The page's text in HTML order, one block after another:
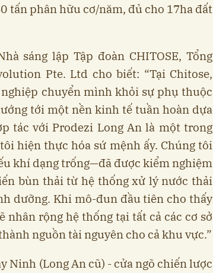
tấn phân hữu cơ/năm, đủ cho 17ha đất
sáng lập Tập đoàn CHITOSE, Tổng
Pte. Ltd cho biết: “Tại Chitose,
chuyển mình khỏi sự phụ thuộc
tới một nền kinh tế tuần hoàn dựa
tác với Prodezi Long An là một trong
hiện thực hóa sứ mệnh ấy. Chúng tôi
khí dạng trống—đã được kiểm nghiệm
bùn thải từ hệ thống xử lý nước thải
dưỡng. Khi mô-đun đầu tiên cho thấy
nhân rộng hệ thống tại tất cả các cơ sở
nguồn tài nguyên cho cả khu vực.”
Ninh (Long An cũ) - cửa ngõ chiến lược